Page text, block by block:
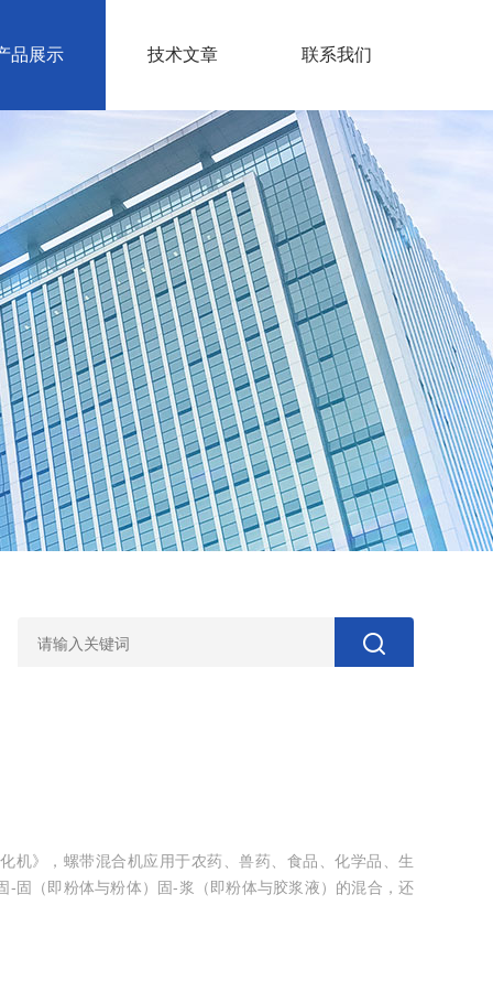
品展示 技术文章 联系我们
机》，螺带混合机应用于农药、兽药、食品、化学品、生
固（即粉体与粉体）固-浆（即粉体与胶浆液）的混合，还